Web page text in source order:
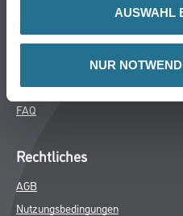
AUSWAHL
NUR
Aktuelles
Karriere
FAQ
Rechtliches
AGB
Nutzungsbedingungen